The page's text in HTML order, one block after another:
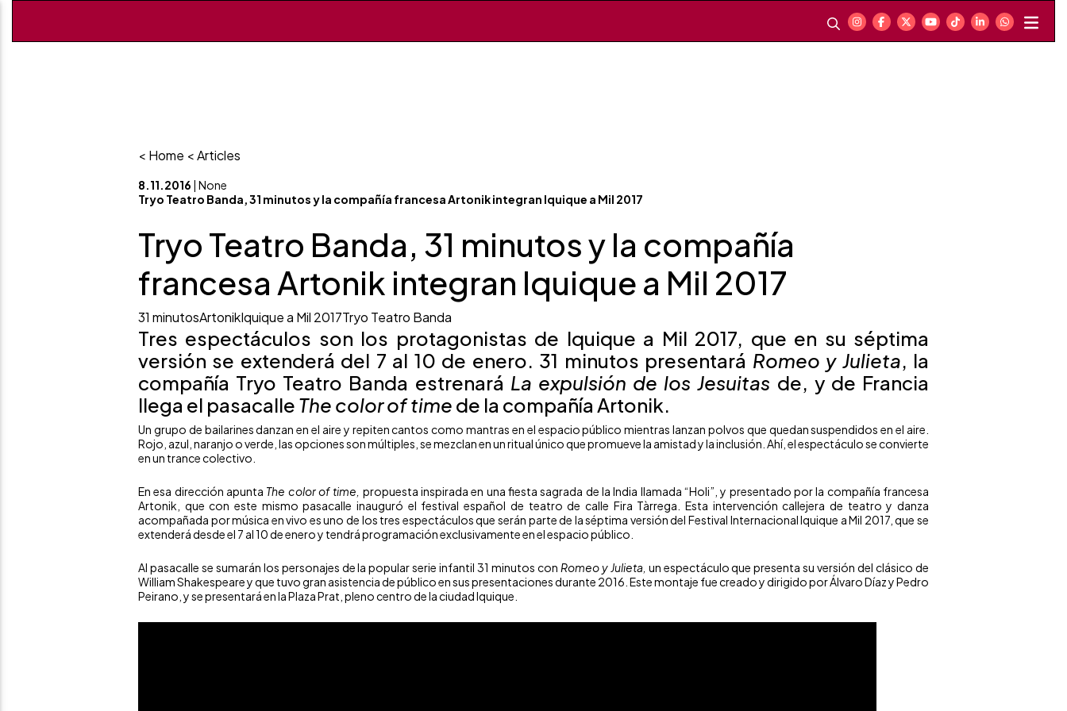
< Home < Articles
8.11.2016 | None
Tryo Teatro Banda, 31 minutos y la compañía francesa Artonik integran Iquique a Mil 2017
Tryo Teatro Banda, 31 minutos y la compañía
francesa Artonik integran Iquique a Mil 2017
31 minutosArtonikIquique a Mil 2017Tryo Teatro Banda
Tres espectáculos son los protagonistas de Iquique a Mil 2017, que en su séptima
versión se extenderá del 7 al 10 de enero. 31 minutos presentará Romeo y Julieta, la
compañía Tryo Teatro Banda estrenará La expulsión de los Jesuitas de, y de Francia
llega el pasacalle The color of time de la compañía Artonik.
Un grupo de bailarines danzan en el aire y repiten cantos como mantras en el espacio público mientras lanzan polvos que quedan suspendidos en el aire.
Rojo, azul, naranjo o verde, las opciones son múltiples, se mezclan en un ritual único que promueve la amistad y la inclusión. Ahí, el espectáculo se convierte
en un trance colectivo.
En esa dirección apunta The color of time propuesta inspirada en una fiesta sagrada de la India llamada “Holi”, y presentado por la compañía francesa
Artonik, que con este mismo pasacalle inauguró el festival español de teatro de calle Fira Tàrrega. Esta intervención callejera de teatro y danza
acompañada por música en vivo es uno de los tres espectáculos que serán parte de la séptima versión del Festival Internacional Iquique a Mil 2017, que se
extenderá desde el 7 al 10 de enero y tendrá programación exclusivamente en el espacio público.
Al pasacalle se sumarán los personajes de la popular serie infantil31 minutos con Romeo y Julieta, un espectáculo que presenta su versión del clásico de
William Shakespeare y que tuvo gran asistencia de público en sus presentaciones durante 2016. Este montaje fue creado y dirigido por Álvaro Díaz y Pedro
Peirano, y se presentará en la Plaza Prat, pleno centro de la ciudad Iquique.